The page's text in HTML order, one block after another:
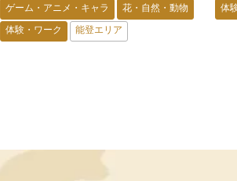
+昆虫展示+蟲神器体験会〜@七尾市
ゲーム・アニメ・キャラ 花・自然・動物
体験・ワーク 能登エリア
ツ
体